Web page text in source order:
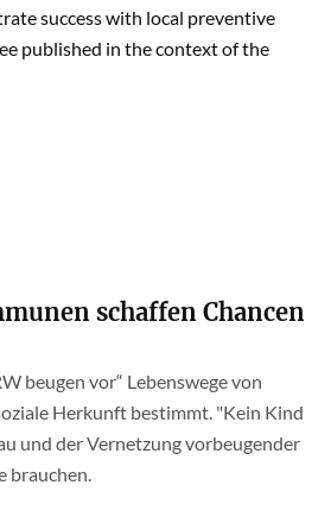
success with local preventive
published in the context of the
schaffen Chancen
beugen vor“ Lebenswege von
Herkunft bestimmt. "Kein Kind
und der Vernetzung vorbeugender
brauchen.